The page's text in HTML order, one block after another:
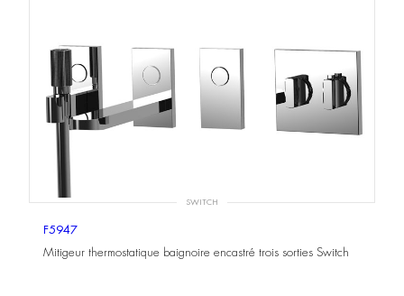
SWITCH
F5947
Mitigeur thermostatique baignoire encastré trois sorties Switch